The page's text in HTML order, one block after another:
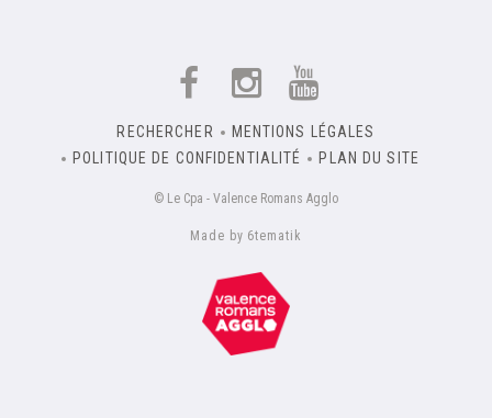
RECHERCHER
MENTIONS LÉGALES
POLITIQUE DE CONFIDENTIALITÉ
PLAN DU SITE
© Le Cpa - Valence Romans Agglo
Made by 6tematik